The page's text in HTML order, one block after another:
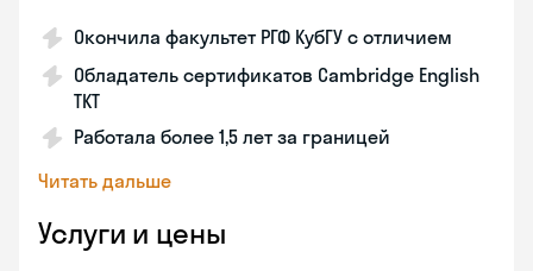
Окончила факультет РГФ КубГУ с отличием
Обладатель сертификатов Cambridge English
TKT
Работала более 1,5 лет за границей
Читать дальше
Услуги и цены